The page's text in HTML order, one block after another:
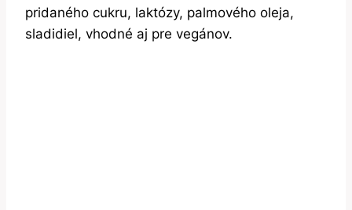
pridaného cukru, laktózy, palmového oleja,
sladidiel, vhodné aj pre vegánov.